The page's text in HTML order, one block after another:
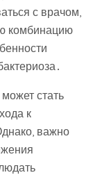
с врачом,
комбинацию
стать
к
важно